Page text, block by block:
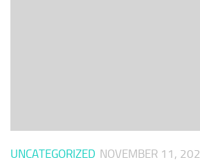
UNCATEGORIZED NOVEMBER 11,